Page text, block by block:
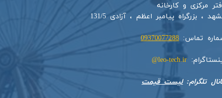
مرکزی و کارخانه
، بزرگراه پیامبر اعظم ، آزادی 131/5​​
تماس:09370077288
leo-tech.ir@
تلگرام:لیست قیمت